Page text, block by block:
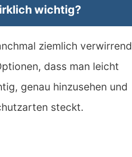
wichtig?
ziemlich verwirrend
dass man leicht
genau hinzusehen und
steckt.